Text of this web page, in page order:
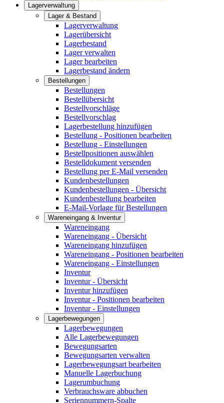
Lagerverwaltung
Lager & Bestand
Lagerverwaltung
Lagerübersicht
Lagerbestand
Lager verwalten
Lager bearbeiten
Lagerbestand ändern
Bestellungen
Bestellungen
Bestellübersicht
Bestellvorschläge
Bestellvorschlag
Lagerbestellung hinzufügen
Bestellung - Positionen bearbeiten
Bestellung - Einstellungen
Bestellpositionen auswählen
Bestelldokument versenden
Bestellung per E-Mail versenden
Kundenbestellungen
Kundenbestellungen - Übersicht
Kundenbestellung bearbeiten
E-Mail-Vorlage für Bestellungen
Wareneingang & Inventur
Wareneingang
Wareneingang - Übersicht
Wareneingang hinzufügen
Wareneingang - Positionen bearbeiten
Wareneingang - Einstellungen
Inventur
Inventur - Übersicht
Inventur hinzufügen
Inventur - Positionen bearbeiten
Inventur - Einstellungen
Lagerbewegungen
Lagerbewegungen
Alle Lagerbewegungen
Bewegungsarten
Bewegungsarten verwalten
Lagerbewegungsart bearbeiten
Manuelle Lagerbuchung
Lagerumbuchung
Verbrauchsware abbuchen
Seriennummern-Spalte